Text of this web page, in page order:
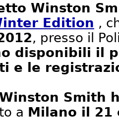
Winston
Edition ,
, presso il
disponibili il
e le
Smith
a Milano il 21